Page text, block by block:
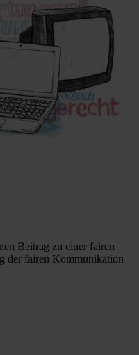
Beitrag zu einer fairen
der fairen Kommunikation